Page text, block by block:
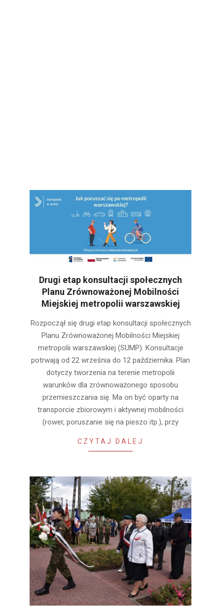
Drugi etap konsultacji społecznych
Planu Zrównoważonej Mobilności
Miejskiej metropolii warszawskiej
09-
Rozpoczął się drugi etap konsultacji społecznych
Planu Zrównoważonej Mobilności Miejskiej
metropolii warszawskiej (SUMP). Konsultacje
potrwają od 22 września do 12 października. Plan
dotyczy tworzenia na terenie metropolii
warunków dla zrównoważonego sposobu
przemieszczania się. Ma on być oparty na
transporcie zbiorowym i aktywnej mobilności
(rower, poruszanie się na pieszo itp.), przy
CZYTAJ DALEJ